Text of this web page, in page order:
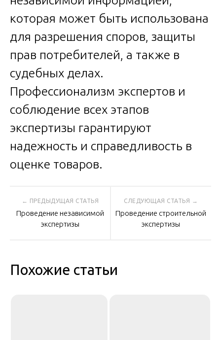
которая может быть использована
для разрешения споров, защиты
прав потребителей, а также в
судебных делах.
Профессионализм экспертов и
соблюдение всех этапов
экспертизы гарантируют
надежность и справедливость в
оценке товаров.
Навигация
Проведение независимой
экспертизы
Проведение строительной
экспертизы
Похожие статьи